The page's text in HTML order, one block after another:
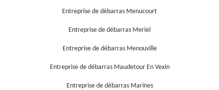
Entreprise de débarras Menucourt
Entreprise de débarras Meriel
Entreprise de débarras Menouville
Entreprise de débarras Maudetour En Vexin
Entreprise de débarras Marines